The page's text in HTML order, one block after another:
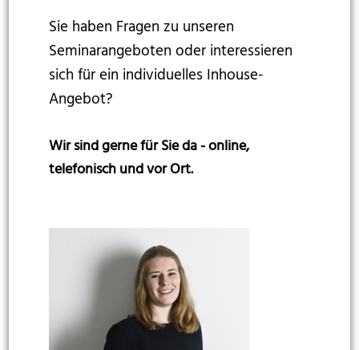
Sie haben Fragen zu unseren
Seminarangeboten oder interessieren
sich für ein individuelles Inhouse-
Angebot?
Wir sind gerne für Sie da - online,
telefonisch und vor Ort.